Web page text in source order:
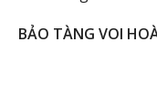
BẢO TÀNG VOI